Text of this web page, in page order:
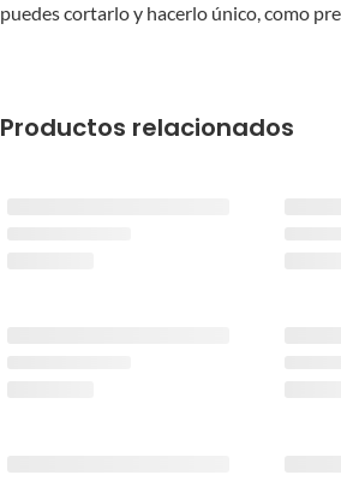
puedes cortarlo y hacerlo único, como
Productos relacionados